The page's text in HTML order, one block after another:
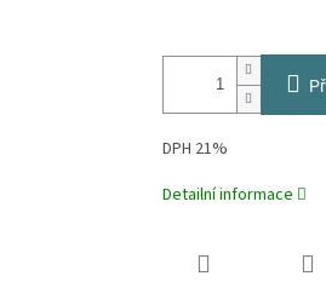
DPH 21%
Detailní informace